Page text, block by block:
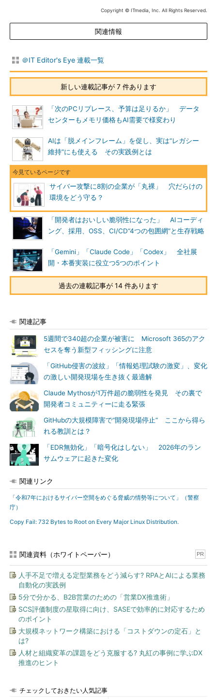
Copyright © ITmedia, Inc. All Rights Reserved.
関連情報
＠IT Editor's Eye 連載一覧
新しい連載記事が 7 件あります
「次のPCリプレース、予算は足りるか」 データ
センターもメモリ価格もAI需要で様変わり
AIは「脱メインフレーム」を促し、実は“レガシー
維持”にも使える その実践例とは
サイバー攻撃に8割の企業が「丸裸」 穴だらけの
環境をどう守る？
「開発者はおいしい脆弱性になった」 AIコーディ
ング、採用、OSS、CI/CD“4つの包囲網”と生存戦略
「Gemini」「Claude Code」「Codex」 全社展
開・本番実装に役立つ5つのポイント
過去の連載記事が 14 件あります
関連記事
5週間で340超の企業が被害に Microsoft 365のアク
セスを奪う新型フィッシングに注意
「GitHub侵害の波紋」「情報処理試験の激変」、変化
の激しい開発現場を生き抜く最適解
Claude Mythosが1万件超の脆弱性を発見 その裏で
開発者コミュニティーに走る緊張
GitHubの大規模障害で“開発現場停止” ここから得ら
れる教訓とは？
「EDR無効化」「暗号化はしない」 2026年のラン
サムウェアに起きた変化
関連リンク
「令和7年におけるサイバー空間をめぐる脅威の情勢等について」（警察
庁）
Copy Fail: 732 Bytes to Root on Every Major Linux Distribution.
関連資料（ホワイトペーパー） PR
人手不足で増える定型業務をどう減らす? RPAとAIによる業務
自動化の実践例
5分で分かる、B2B営業のための「営業DX推進術」
SCS評価制度の星取得に向け、SASEで効率的に対応するため
のポイント
大規模ネットワーク構築における「コストダウンの定石」と
は?
人材と組織変革の課題をどう克服する? 丸紅の事例に学ぶDX
推進のヒント
チェックしておきたい人気記事